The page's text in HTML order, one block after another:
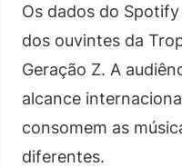
Os dados do
dos ouvintes da
Geração Z. A
alcance
consomem as
diferentes.